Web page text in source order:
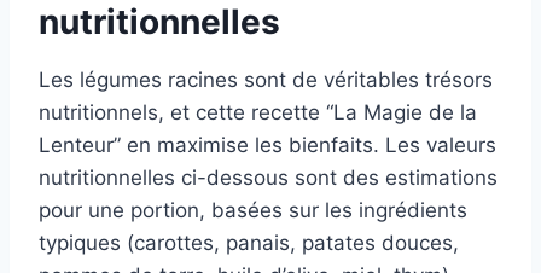
nutritionnelles
Les légumes racines sont de véritables trésors
nutritionnels, et cette recette “La Magie de la
Lenteur” en maximise les bienfaits. Les valeurs
nutritionnelles ci-dessous sont des estimations
pour une portion, basées sur les ingrédients
typiques (carottes, panais, patates douces,